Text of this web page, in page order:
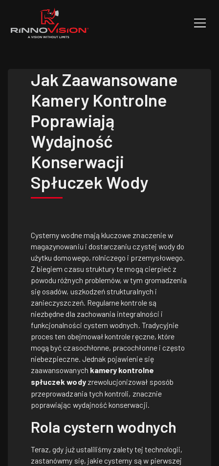
Jak Zaawansowane
Kamery Kontrolne
Poprawiają
Wydajność
Konserwacji
Spłuczek Wody
Cysterny wodne mają kluczowe znaczenie w
magazynowaniu i dostarczaniu czystej wody do
użytku domowego, rolniczego i przemysłowego.
Z biegiem czasu struktury te mogą cierpieć z
powodu różnych problemów, w tym gromadzenia
się osadów, uszkodzeń strukturalnych i
zanieczyszczeń. Regularne kontrole są
niezbędne dla zachowania integralności i
funkcjonalności cystern wodnych. Tradycyjnie
proces ten obejmował kontrole ręczne, które
mogą być czasochłonne, pracochłonne i często
niebezpieczne. Jednak pojawienie się
zaawansowanych kamery kontrolne
spłuczek wodyzrewolucjonizował sposób
przeprowadzania tych kontroli, znacznie
poprawiając wydajność konserwacji.
Rola cystern wodnych
Teraz, gdy już ustaliliśmy zalety tej technologii,
zastanówmy się, jakie cysterny są w pierwszej